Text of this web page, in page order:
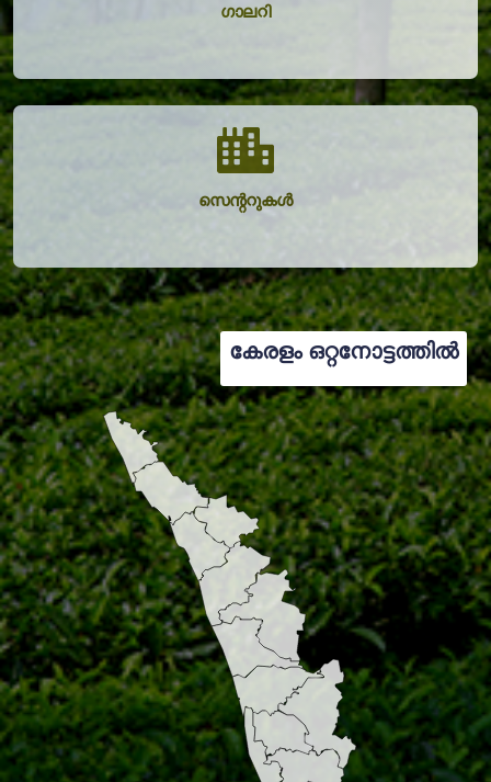
ഗാലറി
സെന്ററുകൾ
കേരളം ഒറ്റനോട്ടത്തിൽ